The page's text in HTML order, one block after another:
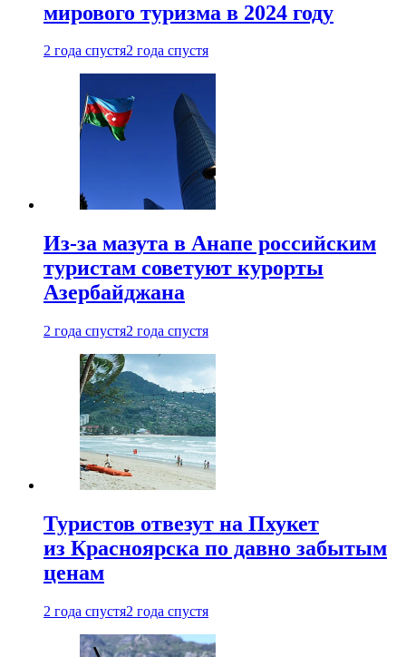
мирового туризма в 2024 году
2 года спустя2 года спустя
Из-за мазута в Анапе российским
туристам советуют курорты
Азербайджана
2 года спустя2 года спустя
Туристов отвезут на Пхукет
из Красноярска по давно забытым
ценам
2 года спустя2 года спустя